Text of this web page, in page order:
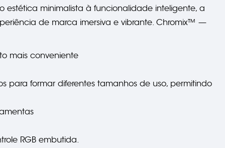
estética minimalista à funcionalidade inteligente, a
de marca imersiva e vibrante. Chromix™ —
mais conveniente
para formar diferentes tamanhos de uso, permitindo
RGB embutida.